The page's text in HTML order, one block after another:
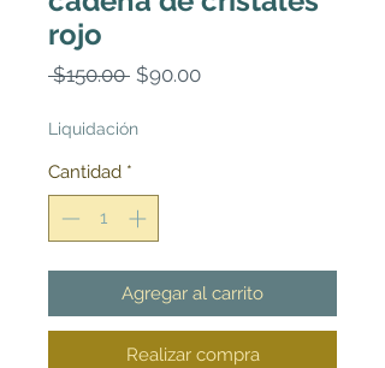
rojo
$150.00 Precio
$90.00Precio
Liquidación
Cantidad *
Agregar al carrito
Realizar compra